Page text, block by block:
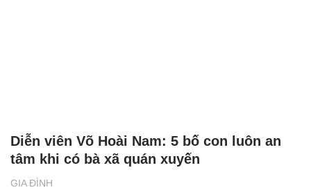
GIA ĐÌNH
Diễn viên Võ Hoài Nam: 5 bố con luôn an
tâm khi có bà xã quán xuyến